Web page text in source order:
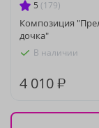
5 (179)
Композиция
дочка"
В наличии
4 010 ₽